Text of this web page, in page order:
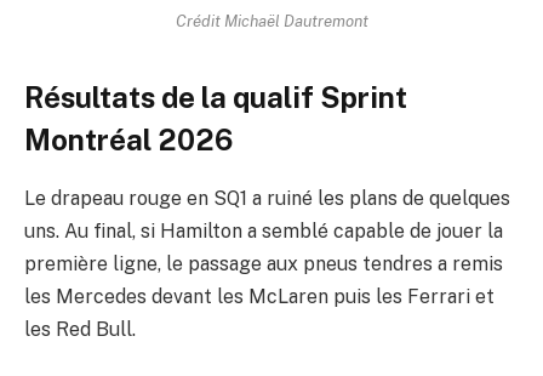
Crédit Michaël Dautremont
Résultats de la qualif Sprint
Montréal 2026
Le drapeau rouge en SQ1 a ruiné les plans de quelques
uns. Au final, si Hamilton a semblé capable de jouer la
première ligne, le passage aux pneus tendres a remis
les Mercedes devant les McLaren puis les Ferrari et
les Red Bull.